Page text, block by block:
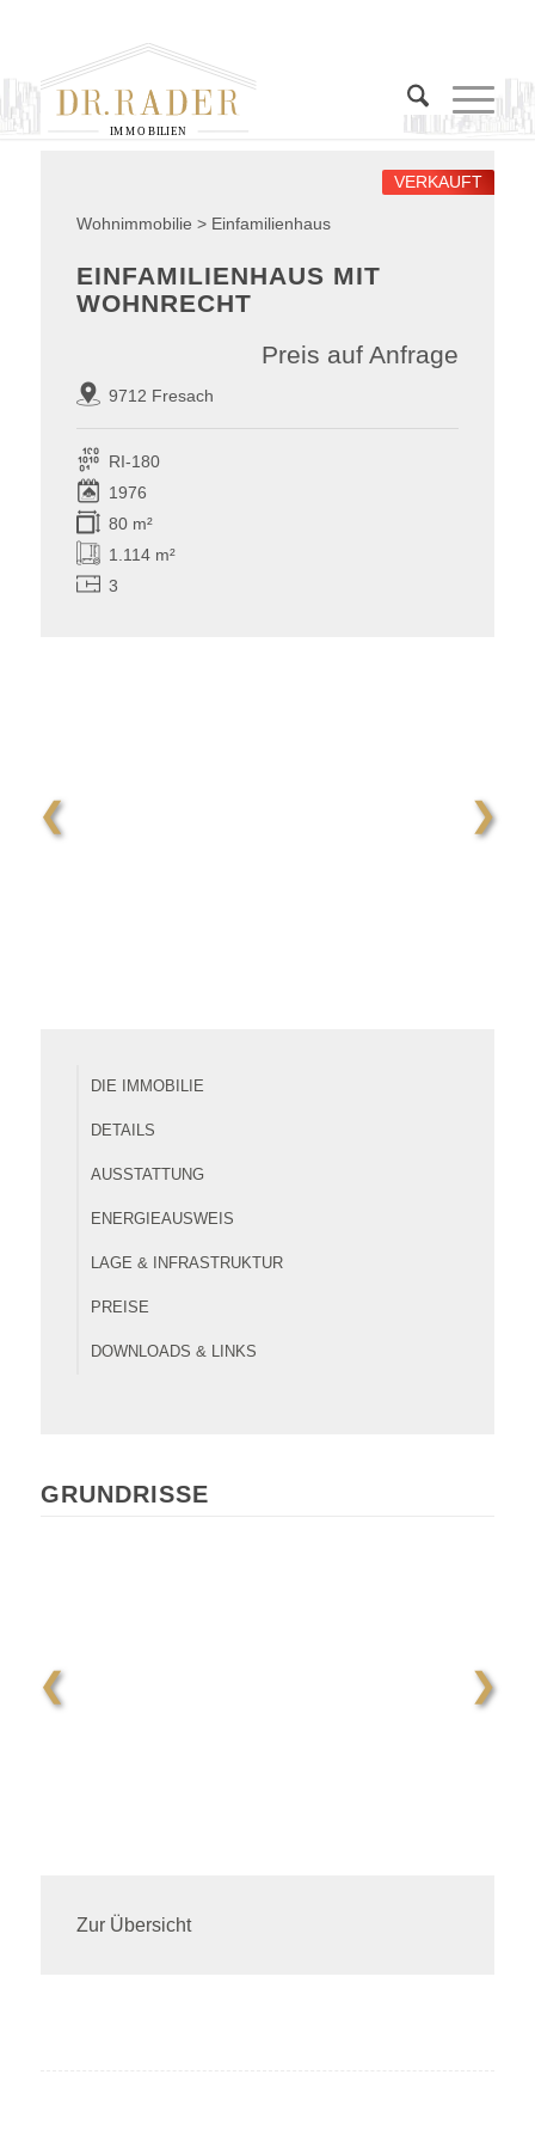
IMMO BILIEN
Wohnimmobilie > Einfamilienhaus
VERKAUFT
EINFAMILIENHAUS MIT
WOHNRECHT
9712 Fresach
Preis auf Anfrage
RI-180
1976
80 m²
1.114 m²
3
❮ ❯
DIE IMMOBILIE
DETAILS
AUSSTATTUNG
ENERGIEAUSWEIS
LAGE & INFRASTRUKTUR
PREISE
DOWNLOADS & LINKS
GRUNDRISSE
❮ ❯
Zur Übersicht